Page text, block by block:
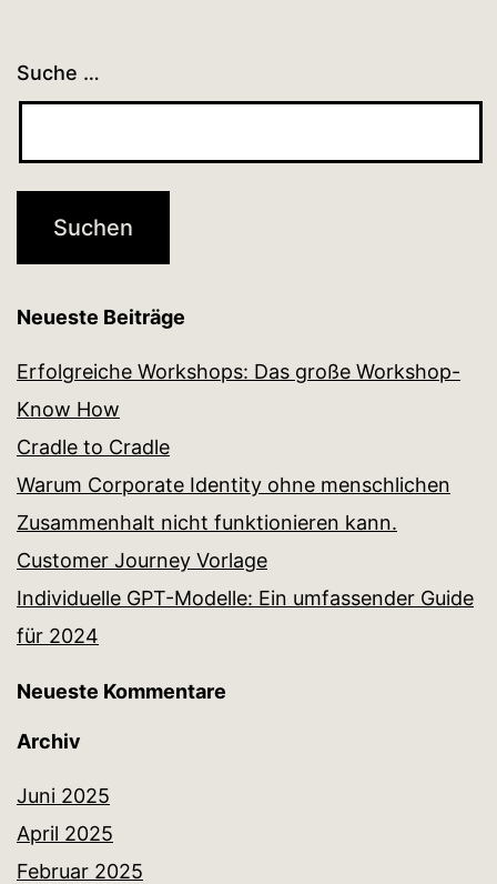
Suche …
Neueste Beiträge
Erfolgreiche Workshops: Das große Workshop-
Know How
Cradle to Cradle
Warum Corporate Identity ohne menschlichen
Zusammenhalt nicht funktionieren kann.
Customer Journey Vorlage
Individuelle GPT-Modelle: Ein umfassender Guide
für 2024
Neueste Kommentare
Archiv
Juni 2025
April 2025
Februar 2025